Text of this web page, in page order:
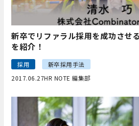
新卒でリファラル採用を成功させ
を紹介！
採用
新卒採用手法
2017.06.27HR NOTE 編集部